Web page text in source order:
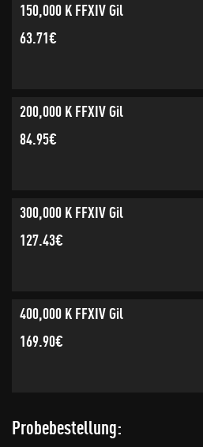
150,000 K FFXIV Gil
63.71€
200,000 K FFXIV Gil
84.95€
300,000 K FFXIV Gil
127.43€
400,000 K FFXIV Gil
169.90€
Probebestellung: